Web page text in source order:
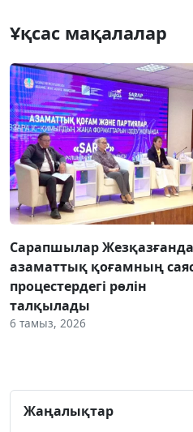
Ұқсас мақалалар
Сарапшылар Жезқазғанда
азаматтық қоғамның
процестердегі рөлін
талқылады
6 тамыз, 2026
Жаңалықтар